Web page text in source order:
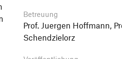
Betreuung
Prof. Juergen Hoffmann,
Schendzielorz